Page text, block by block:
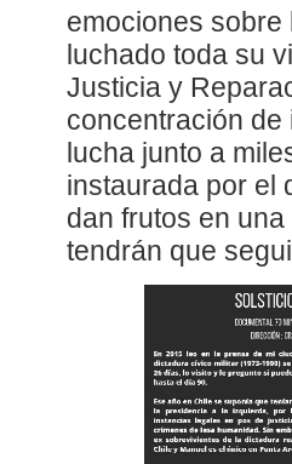
emociones sobre
luchado toda su
Justicia y
concentración de
lucha junto a
instaurada por el
dan frutos en
tendrán que